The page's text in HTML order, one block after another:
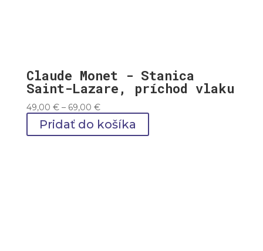
Claude Monet - Stanica
Saint-Lazare, príchod vlaku
49,00 € – 69,00 €Price
range:
49,00 €
Pridať do košíka